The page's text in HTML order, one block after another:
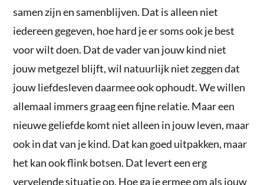
samen zijn en samenblijven. Dat is alleen niet
iedereen gegeven, hoe hard je er soms ook je best
voor wilt doen. Dat de vader van jouw kind niet
jouw metgezel blijft, wil natuurlijk niet zeggen dat
jouw liefdesleven daarmee ook ophoudt. We willen
allemaal immers graag een fijne relatie. Maar een
nieuwe geliefde komt niet alleen in jouw leven, maar
ook in dat van je kind. Dat kan goed uitpakken, maar
het kan ook flink botsen. Dat levert een erg
vervelende situatie op. Hoe ga je ermee om als jouw